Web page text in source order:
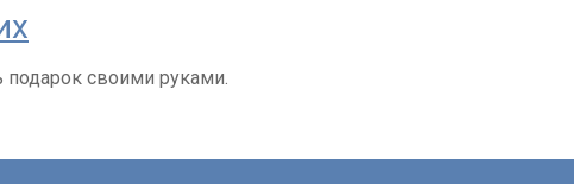
подарок своими руками.